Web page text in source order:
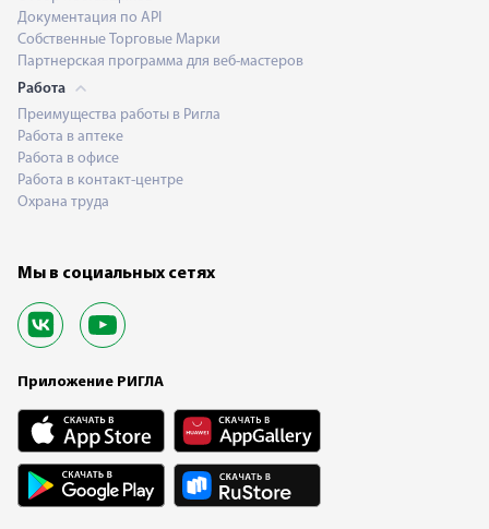
Документация по API
Собственные Торговые Марки
Партнерская программа для веб-мастеров
Работа
Преимущества работы в Ригла
Работа в аптеке
Работа в офисе
Работа в контакт-центре
Охрана труда
Мы в социальных сетях
Приложение РИГЛА